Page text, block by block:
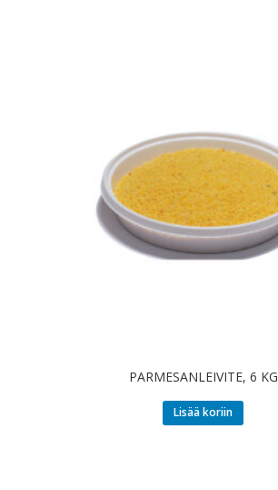
PARMESANLEIVITE, 6 KG
Lisää koriin